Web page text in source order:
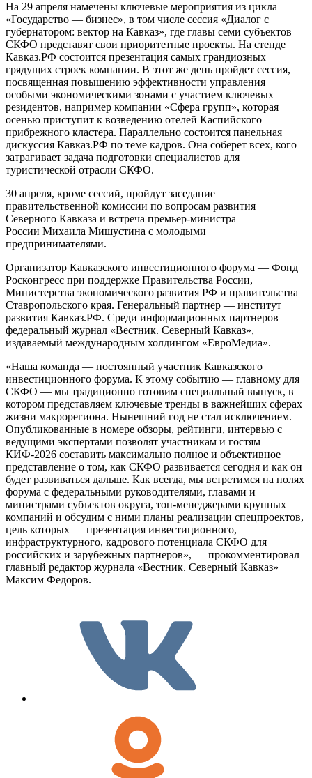
На 29 апреля намечены ключевые мероприятия из цикла
«Государство — бизнес», в том числе сессия «Диалог с
губернатором: вектор на Кавказ», где главы семи субъектов
СКФО представят свои приоритетные проекты. На стенде
Кавказ.РФ состоится презентация самых грандиозных
грядущих строек компании. В этот же день пройдет сессия,
посвященная повышению эффективности управления
особыми экономическими зонами с участием ключевых
резидентов, например компании «Сфера групп», которая
осенью приступит к возведению отелей Каспийского
прибрежного кластера. Параллельно состоится панельная
дискуссия Кавказ.РФ по теме кадров. Она соберет всех, кого
затрагивает задача подготовки специалистов для
туристической отрасли СКФО.
30 апреля, кроме сессий, пройдут заседание
правительственной комиссии по вопросам развития
Северного Кавказа и встреча премьер-министра
России Михаила Мишустина с молодыми
предпринимателями.
Организатор Кавказского инвестиционного форума — Фонд
Росконгресс при поддержке Правительства России,
Министерства экономического развития РФ и правительства
Ставропольского края. Генеральный партнер — институт
развития Кавказ.РФ. Среди информационных партнеров —
федеральный журнал «Вестник. Северный Кавказ»,
издаваемый международным холдингом «ЕвроМедиа».
«Наша команда — постоянный участник Кавказского
инвестиционного форума. К этому событию — главному для
СКФО — мы традиционно готовим специальный выпуск, в
котором представляем ключевые тренды в важнейших сферах
жизни макрорегиона. Нынешний год не стал исключением.
Опубликованные в номере обзоры, рейтинги, интервью с
ведущими экспертами позволят участникам и гостям
КИФ-2026 составить максимально полное и объективное
представление о том, как СКФО развивается сегодня и как он
будет развиваться дальше. Как всегда, мы встретимся на полях
форума с федеральными руководителями, главами и
министрами субъектов округа, топ-менеджерами крупных
компаний и обсудим с ними планы реализации спецпроектов,
цель которых — презентация инвестиционного,
инфраструктурного, кадрового потенциала СКФО для
российских и зарубежных партнеров», — прокомментировал
главный редактор журнала «Вестник. Северный Кавказ»
Максим Федоров.